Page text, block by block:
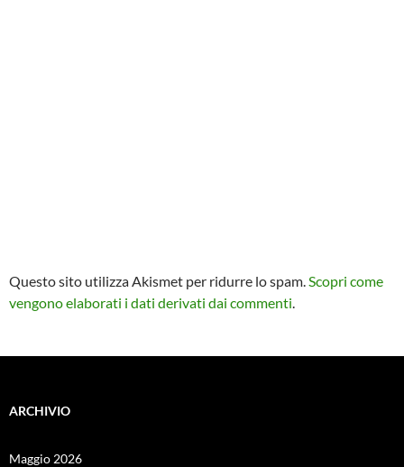
Questo sito utilizza Akismet per ridurre lo spam.Scopri come
vengono elaborati i dati derivati dai commenti.
ARCHIVIO
Maggio 2026